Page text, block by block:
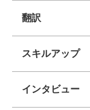
翻訳
スキルアップ
インタビュー